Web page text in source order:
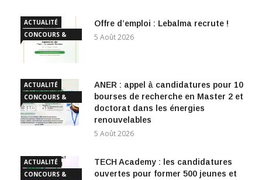
ACTUALITÉ
CONCOURS &
EMPLOI
Offre d’emploi : Lebalma recrute !
5 Août 2026
ACTUALITÉ
CONCOURS &
EMPLOI
ANER : appel à candidatures pour 10
bourses de recherche en Master 2 et
doctorat dans les énergies
renouvelables
5 Août 2026
ACTUALITÉ
CONCOURS &
TECH Academy : les candidatures
ouvertes pour former 500 jeunes et